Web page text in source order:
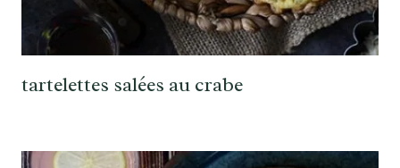
tartelettes salées au crabe